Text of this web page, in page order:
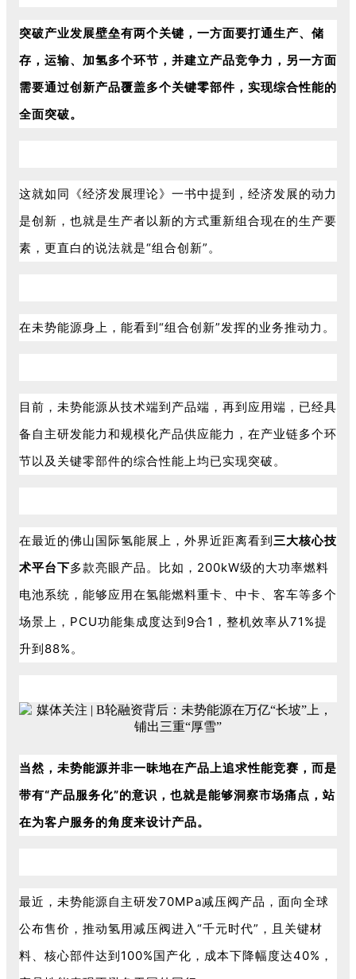
突破产业发展壁垒有两个关键，一方面要打通生产、储
存，运输、加氢多个环节，并建立产品竞争力，另一方面
需要通过创新产品覆盖多个关键零部件，实现综合性能的
全面突破。
这就如同《经济发展理论》一书中提到，经济发展的动力
是创新，也就是生产者以新的方式重新组合现在的生产要
素，更直白的说法就是“组合创新”。
在未势能源身上，能看到“组合创新”发挥的业务推动力。
目前，未势能源从技术端到产品端，再到应用端，已经具
备自主研发能力和规模化产品供应能力，在产业链多个环
节以及关键零部件的综合性能上均已实现突破。
在最近的佛山国际氢能展上，外界近距离看到 三大核心技
术平台下多款亮眼产品。比如，200kW级的大功率燃料
电池系统，能够应用在氢能燃料重卡、中卡、客车等多个
场景上，PCU功能集成度达到9合1，整机效率从71%提
升到88%。
当然，未势能源并非一昧地在产品上追求性能竞赛，而是
带有“产品服务化”的意识，也就是能够洞察市场痛点，站
在为客户服务的角度来设计产品。
最近，未势能源自主研发70MPa减压阀产品，面向全球
公布售价，推动氢用减压阀进入“千元时代”，且关键材
料、核心部件达到100%国产化，成本下降幅度达40%，